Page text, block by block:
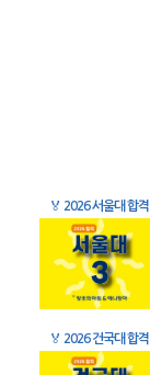
🏅 2026 서울대 합격
🏅 2026 건국대 합격